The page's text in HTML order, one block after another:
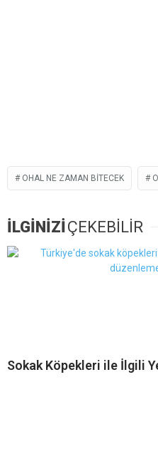
OHAL NE ZAMAN BITECEK
İLGİNİZİ ÇEKEBİLİR
Sokak Köpekleri ile İlgili